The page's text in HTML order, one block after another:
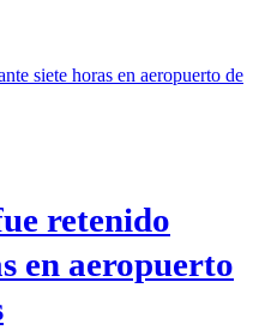
retenido
en aeropuerto